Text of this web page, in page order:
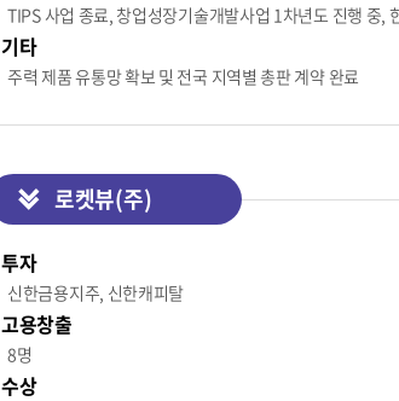
TIPS 사업 종료, 창업성장기술개발사업 1차년도 진행 중,
기타
주력 제품 유통망 확보 및 전국 지역별 총판 계약 완료
로켓뷰(주)
투자
신한금용지주, 신한캐피탈
고용창출
8명
수상